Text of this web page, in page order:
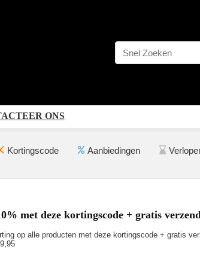
ONS
Kortingscode Aanbiedingen
met deze kortingscode + gratis
op alle producten met deze kortingscode + gratis